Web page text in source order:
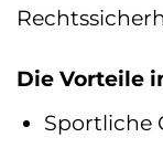
Die Vorteile
Sportliche